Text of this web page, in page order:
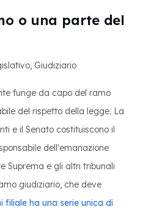
o una parte del
Giudiziario
funge da capo del ramo
del rispetto della legge. La
e il Senato costituiscono il
dell'emanazione
Suprema e gli altri tribunali
giudiziario, che deve
filiale ha una serie unica di